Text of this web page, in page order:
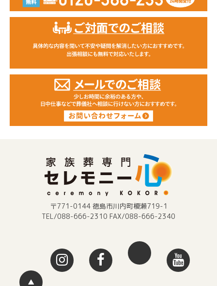
〒771-0144 徳島市川内町榎瀬719-1
TEL/088-666-2310 FAX/088-666-2340
▲